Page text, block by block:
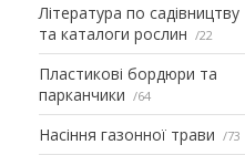
Література по садівництву
та каталоги рослин
22
Пластикові бордюри та
парканчики
64
Насіння газонної трави 73